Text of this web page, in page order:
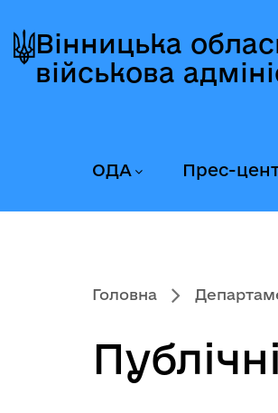
до
головного
до
головного
вмісту
до
головного
колонтитула
Вінницька
військова
ОДА Прес-
Головна